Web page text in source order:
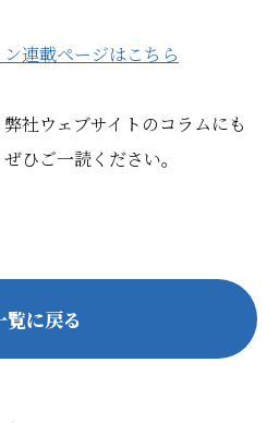
連載ページはこちら
社ウェブサイトのコラムにも
ひご一読ください。
覧に戻る